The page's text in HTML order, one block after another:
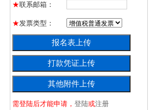
★联系邮箱：
★发票类型：
需登陆后才能申请， 登陆或注册